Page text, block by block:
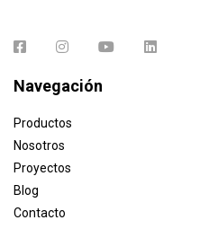
Navegación
Productos
Nosotros
Proyectos
Blog
Contacto